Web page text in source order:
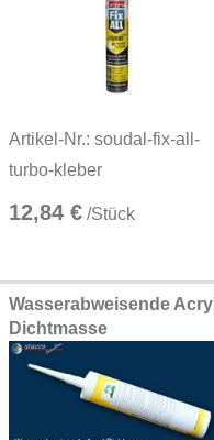
Artikel-Nr.: soudal-fix-all-
turbo-kleber
12,84 € /Stück
Wasserabweisende Acryl
Dichtmasse